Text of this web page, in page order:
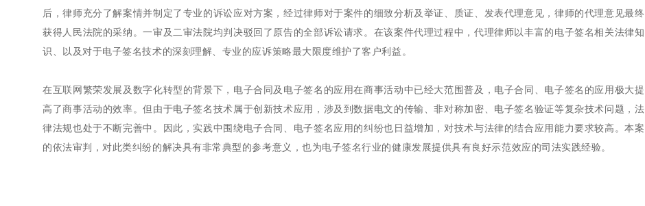
后，律师充分了解案情并制定了专业的诉讼应对方案，经过律师对于案件的细致分析及举证、质证、发表代理意见，律师的代理意见最终
获得人民法院的采纳。一审及二审法院均判决驳回了原告的全部诉讼请求。在该案件代理过程中，代理律师以丰富的电子签名相关法律知
识、以及对于电子签名技术的深刻理解、专业的应诉策略最大限度维护了客户利益。
在互联网繁荣发展及数字化转型的背景下，电子合同及电子签名的应用在商事活动中已经大范围普及，电子合同、电子签名的应用极大提
高了商事活动的效率。但由于电子签名技术属于创新技术应用，涉及到数据电文的传输、非对称加密、电子签名验证等复杂技术问题，法
律法规也处于不断完善中。因此，实践中围绕电子合同、电子签名应用的纠纷也日益增加，对技术与法律的结合应用能力要求较高。本案
的依法审判，对此类纠纷的解决具有非常典型的参考意义，也为电子签名行业的健康发展提供具有良好示范效应的司法实践经验。